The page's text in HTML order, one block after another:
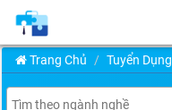
Trang Chủ Tuyển Dụng